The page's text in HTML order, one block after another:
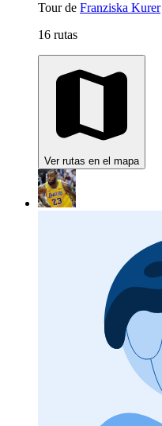
Tour de Franziska Kurer
16 rutas
Ver rutas en el mapa